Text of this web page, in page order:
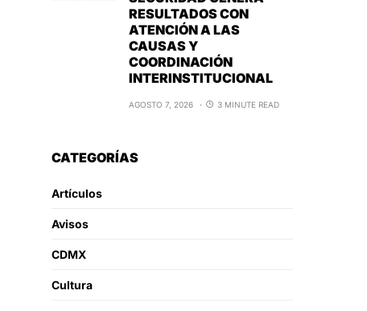
RESULTADOS CON
ATENCIÓN A LAS
CAUSAS Y
COORDINACIÓN
INTERINSTITUCIONAL
AGOSTO 7, 2026 3 MINUTE READ
CATEGORÍAS
Artículos
Avisos
CDMX
Cultura